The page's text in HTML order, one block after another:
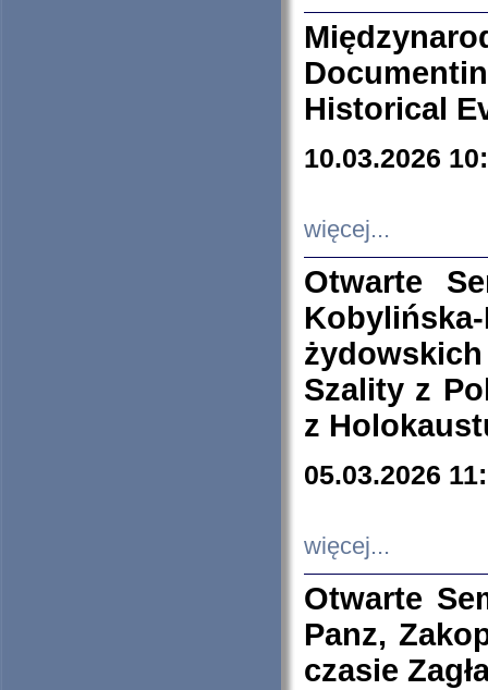
Historical
10.03.2026
więcej...
Otwarte
Szality z
z
05.03.2026
więcej...
Otwarte
Panz,
czasie